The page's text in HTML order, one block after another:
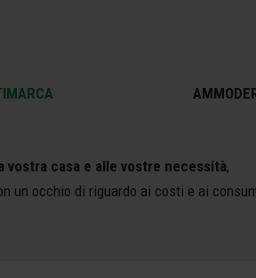
vostra casa e alle vostre necessità,
un occhio di riguardo ai costi e ai